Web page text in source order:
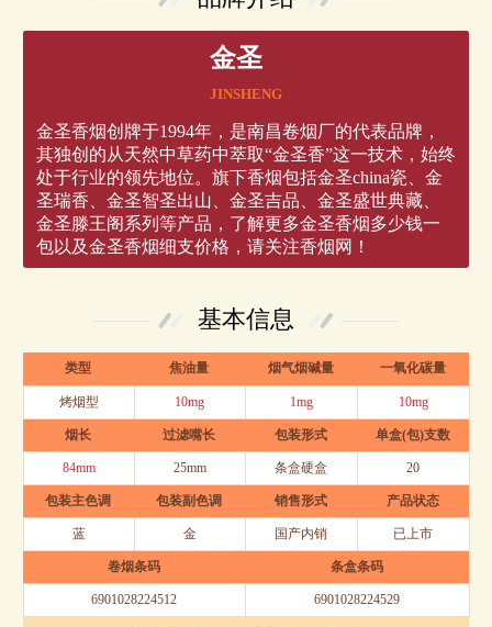
金圣
JINSHENG
金圣香烟创牌于1994年，是南昌卷烟厂的代表品牌，
其独创的从天然中草药中萃取“金圣香”这一技术，始终
处于行业的领先地位。旗下香烟包括金圣china瓷、金
圣瑞香、金圣智圣出山、金圣吉品、金圣盛世典藏、
金圣滕王阁系列等产品，了解更多金圣香烟多少钱一
包以及金圣香烟细支价格，请关注香烟网！
基本信息
类型 焦油量 烟气烟碱量 一氧化碳量
烤烟型 10mg 1mg 10mg
烟长 过滤嘴长 包装形式 单盒(包)支数
84mm 25mm 条盒硬盒 20
包装主色调 包装副色调 销售形式 产品状态
蓝 金 国产内销 已上市
卷烟条码 条盒条码
6901028224512 6901028224529